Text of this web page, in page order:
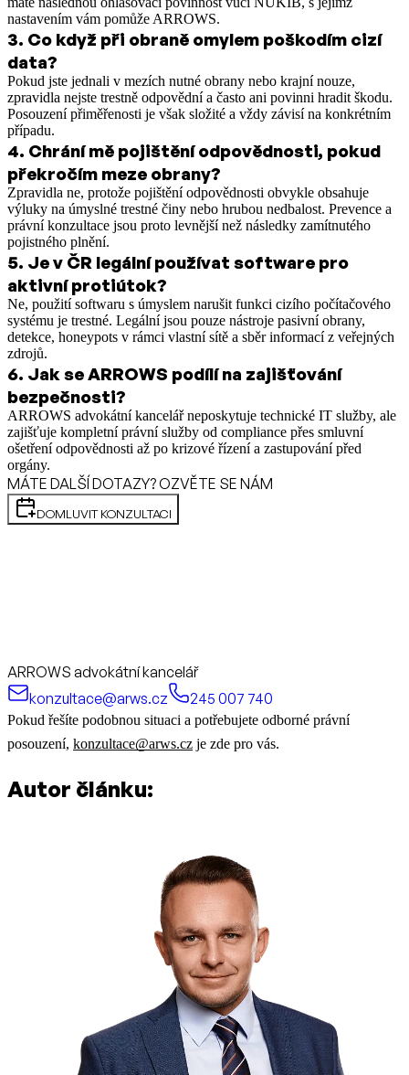
nastavením vám pomůže ARROWS.
3. Co když při obraně omylem poškodím cizí
data?
Pokud jste jednali v mezích nutné obrany nebo krajní nouze,
zpravidla nejste trestně odpovědní a často ani povinni hradit škodu.
Posouzení přiměřenosti je však složité a vždy závisí na konkrétním
případu.
4. Chrání mě pojištění odpovědnosti, pokud
překročím meze obrany?
Zpravidla ne, protože pojištění odpovědnosti obvykle obsahuje
výluky na úmyslné trestné činy nebo hrubou nedbalost. Prevence a
právní konzultace jsou proto levnější než následky zamítnutého
pojistného plnění.
5. Je v ČR legální používat software pro
aktivní protiútok?
Ne, použití softwaru s úmyslem narušit funkci cizího počítačového
systému je trestné. Legální jsou pouze nástroje pasivní obrany,
detekce, honeypots v rámci vlastní sítě a sběr informací z veřejných
zdrojů.
6. Jak se ARROWS podílí na zajišťování
bezpečnosti?
ARROWS advokátní kancelář neposkytuje technické IT služby, ale
zajišťuje kompletní právní služby od compliance přes smluvní
ošetření odpovědnosti až po krizové řízení a zastupování před
orgány.
MÁTE DALŠÍ DOTAZY? OZVĚTE SE NÁM
DOMLUVIT KONZULTACI
ARROWS advokátní kancelář
konzultace@arws.cz
245 007 740
Pokud řešíte podobnou situaci a potřebujete odborné právní
posouzení, konzultace@arws.cz je zde pro vás.
Autor článku: